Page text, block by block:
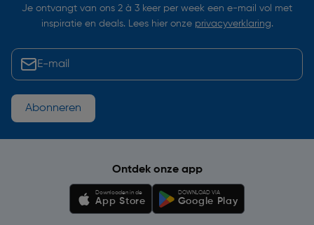
Je ontvangt van ons 2 à 3 keer per week een e-mail vol met
inspiratie en deals. Lees hier onze privacyverklaring.
Abonneren
Ontdek onze app
Downloaden in de
App Store
DOWNLOAD VIA
Google Play